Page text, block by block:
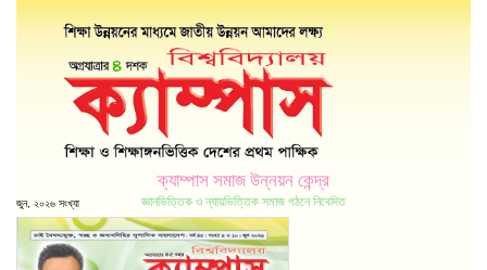
ক্যাম্পাস সমাজ উন্নয়ন কেন্দ্র
জ্ঞানভিত্তিক ও ন্যায়ভিত্তিক সমাজ গঠনে নিবেদিত
জুন, ২০২৬ সংখ্যা